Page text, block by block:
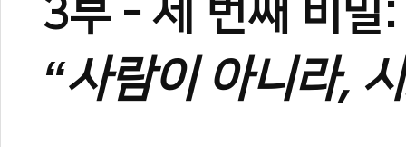
3부 - 세 번째 비밀
“사람이 아니라,